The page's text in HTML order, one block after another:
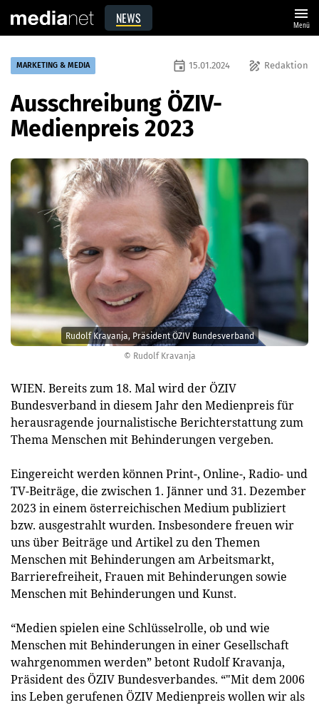
NEWS menu
Menü
© Rudolf Kravanja
Rudolf Kravanja, Präsident ÖZIV Bundesverband
MARKETING & MEDIA draw Redaktion
event 15.01.2024
Ausschreibung ÖZIV-
Medienpreis 2023
WIEN. Bereits zum 18. Mal wird der ÖZIV
Bundesverband in diesem Jahr den Medienpreis für
herausragende journalistische Berichterstattung zum
Thema Menschen mit Behinderungen vergeben.
Eingereicht werden können Print-, Online-, Radio- und
TV-Beiträge, die zwischen 1. Jänner und 31. Dezember
2023 in einem österreichischen Medium publiziert
bzw. ausgestrahlt wurden. Insbesondere freuen wir
uns über Beiträge und Artikel zu den Themen
Menschen mit Behinderungen am Arbeitsmarkt,
Barrierefreiheit, Frauen mit Behinderungen sowie
Menschen mit Behinderungen und Kunst.
“Medien spielen eine Schlüsselrolle, ob und wie
Menschen mit Behinderungen in einer Gesellschaft
wahrgenommen werden” betont Rudolf Kravanja,
Präsident des ÖZIV Bundesverbandes. “"Mit dem 2006
ins Leben gerufenen ÖZIV Medienpreis wollen wir als